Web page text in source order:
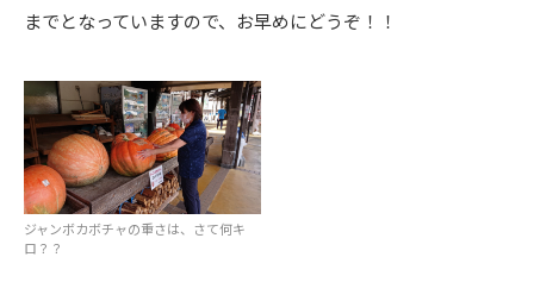
までとなっていますので、お早めにどうぞ！！
ジャンボカボチャの重さは、さて何キ
ロ？？